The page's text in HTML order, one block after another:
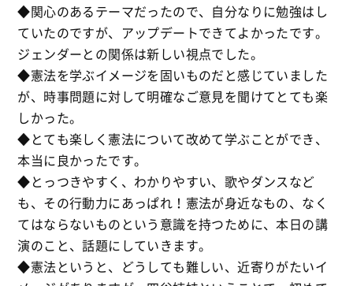
◆関心のあるテーマだったので、自分なりに勉強はし
ていたのですが、アップデートできてよかったです。
ジェンダーとの関係は新しい視点でした。
◆憲法を学ぶイメージを固いものだと感じていました
が、時事問題に対して明確なご意見を聞けてとても楽
しかった。
◆とても楽しく憲法について改めて学ぶことができ、
本当に良かったです。
◆とっつきやすく、わかりやすい、歌やダンスなど
も、その行動力にあっぱれ！憲法が身近なもの、なく
てはならないものという意識を持つために、本日の講
演のこと、話題にしていきます。
◆憲法というと、どうしても難しい、近寄りがたいイ